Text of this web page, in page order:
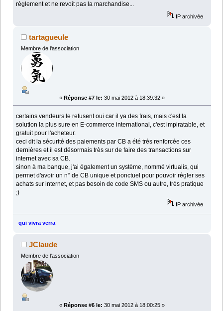
règlement et ne revoit pas la marchandise...
IP archivée
tartagueule
Membre de l'association
« Réponse #7 le: 30 mai 2012 à 18:39:32 »
certains vendeurs le refusent oui car il ya des frais, mais c'est la
solution la plus sure en E-commerce international, c'est impiratable, et
gratuit pour l'acheteur.
ceci dit la sécurité des paiements par CB a été très renforcée ces
dernières et il est désormais très sur de faire des transactions sur
internet avec sa CB.
sinon à ma banque, j'ai également un système, nommé virtualis, qui
permet d'avoir un n° de CB unique et ponctuel pour pouvoir régler ses
achats sur internet, et pas besoin de code SMS ou autre, très pratique
;)
IP archivée
qui vivra verra
JClaude
Membre de l'association
« Réponse #6 le: 30 mai 2012 à 18:00:25 »